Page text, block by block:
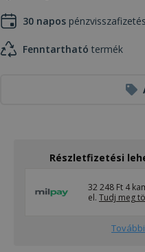
30 napos
Fenntartható termék
Részletfizetési
32 248 Ft 4
el. Tudj meg